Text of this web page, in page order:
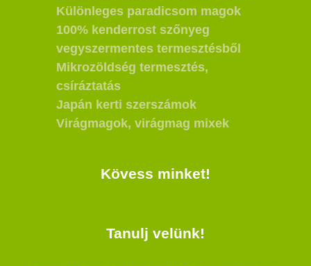
Különleges paradicsom magok
100% kenderrost szőnyeg
vegyszermentes termesztésből
Mikrozöldség termesztés,
csíráztatás
Japán kerti szerszámok
Virágmagok, virágmag mixek
Kövess minket!
Tanulj velünk!